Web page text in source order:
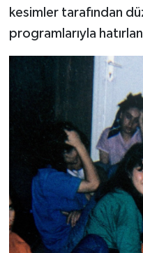
kesimler tarafından
programlarıyla